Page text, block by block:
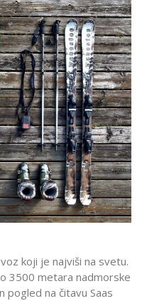
koji je najviši na svetu.
3500 metara nadmorske
pogled na čitavu Saas